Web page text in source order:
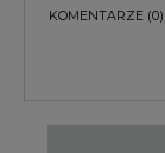
KOMENTARZE (0)